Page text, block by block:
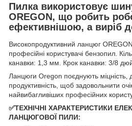
Пилка використовує
OREGON, що робить
ефективнішою, а виріб
Високопродуктивний ланцюг
професійні користувачі бензопил.
канавки: 1,3 мм. Крок канавки: 3/8
Ланцюги Oregon поєднують міцність,
продуктивність, щоб задовольнити
найвибагливіших професійних
✅ТЕХНІЧНІ ХАРАКТЕРИСТИКИ
ЛАНЦЮГОВОЇ ПИЛИ: